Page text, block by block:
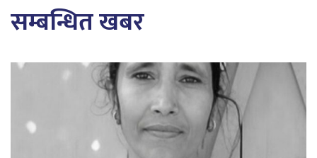
सम्बन्धित खबर